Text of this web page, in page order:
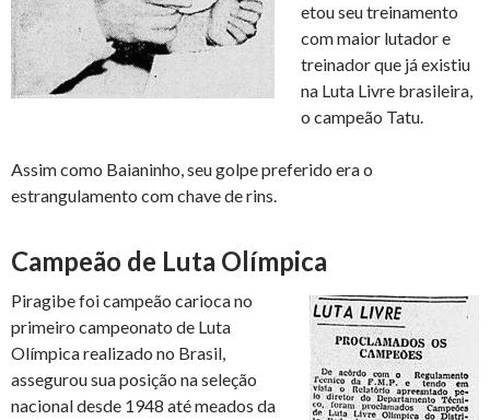
etou seu treinamento
com maior lutador e
treinador que já existiu
na Luta Livre brasileira,
o campeão Tatu.
Assim como Baianinho, seu golpe preferido era o
estrangulamento com chave de rins.
Campeão de Luta Olímpica
Piragibe foi campeão carioca no
primeiro campeonato de Luta
Olímpica realizado no Brasil,
assegurou sua posição na seleção
nacional desde 1948 até meados da